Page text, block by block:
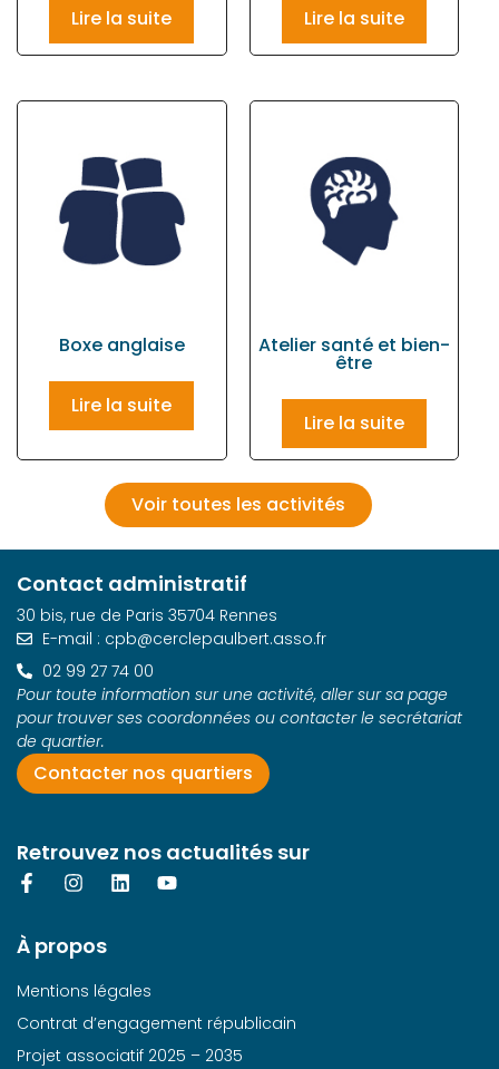
Lire la suite Lire la suite
Boxe anglaise
Lire la suite
Atelier santé et bien-
être
Lire la suite
Voir toutes les activités
Retrouvez nos actualités sur
À propos
Mentions légales
Contrat d’engagement républicain
Projet associatif 2025 – 2035
Contact administratif
30 bis, rue de Paris 35704 Rennes
E-mail : cpb@cerclepaulbert.asso.fr
02 99 27 74 00
Pour toute information sur une activité, aller sur sa page
pour trouver ses coordonnées ou contacter le secrétariat
de quartier.
Contacter nos quartiers